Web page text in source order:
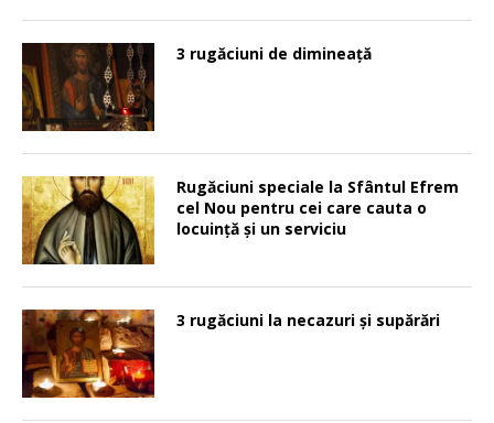
3 rugăciuni de dimineață
Rugăciuni speciale la Sfântul Efrem
cel Nou pentru cei care cauta o
locuinţă şi un serviciu
3 rugăciuni la necazuri și supărări